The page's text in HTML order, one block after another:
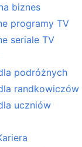
biznes
programy TV
seriale TV
podróżnych
randkowiczów
uczniów